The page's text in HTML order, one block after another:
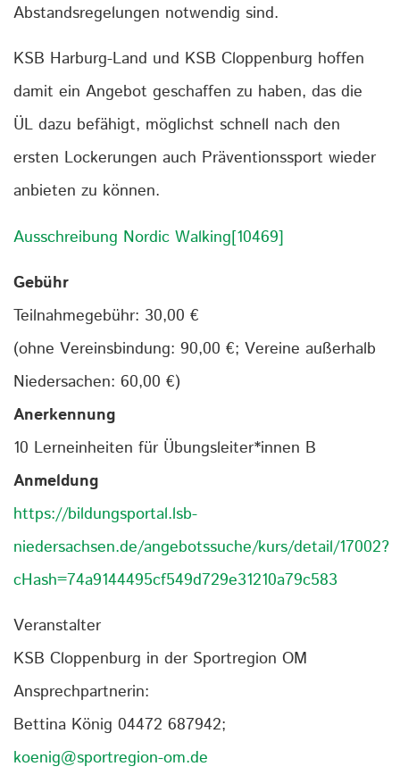
Abstandsregelungen notwendig sind.
KSB Harburg-Land und KSB Cloppenburg hoffen
damit ein Angebot geschaffen zu haben, das die
ÜL dazu befähigt, möglichst schnell nach den
ersten Lockerungen auch Präventionssport wieder
anbieten zu können.
Ausschreibung Nordic Walking[10469]
Gebühr
Teilnahmegebühr: 30,00 €
(ohne Vereinsbindung: 90,00 €; Vereine außerhalb
Niedersachen: 60,00 €)
Anerkennung
10 Lerneinheiten für Übungsleiter*innen B
Anmeldung
https://bildungsportal.lsb-
niedersachsen.de/angebotssuche/kurs/detail/17002?
cHash=74a9144495cf549d729e31210a79c583
Veranstalter
KSB Cloppenburg in der Sportregion OM
Ansprechpartnerin:
Bettina König 04472 687942;
koenig@sportregion-om.de